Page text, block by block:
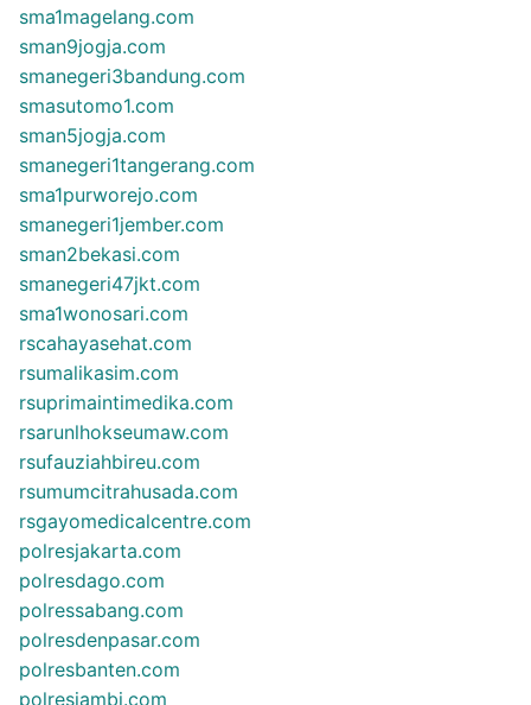
sma1magelang.com
sman9jogja.com
smanegeri3bandung.com
smasutomo1.com
sman5jogja.com
smanegeri1tangerang.com
sma1purworejo.com
smanegeri1jember.com
sman2bekasi.com
smanegeri47jkt.com
sma1wonosari.com
rscahayasehat.com
rsumalikasim.com
rsuprimaintimedika.com
rsarunlhokseumaw.com
rsufauziahbireu.com
rsumumcitrahusada.com
rsgayomedicalcentre.com
polresjakarta.com
polresdago.com
polressabang.com
polresdenpasar.com
polresbanten.com
polresjambi.com